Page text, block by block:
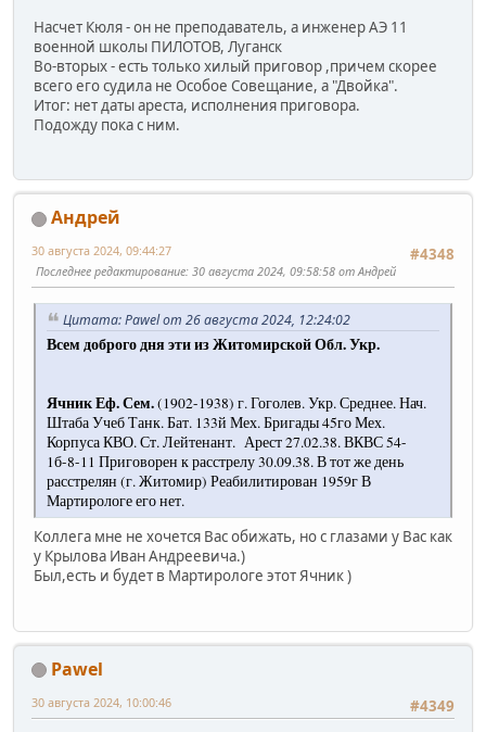
Насчет Кюля - он не преподаватель, а инженер АЭ 11
военной школы ПИЛОТОВ, Луганск
Во-вторых - есть только хилый приговор ,причем скорее
всего его судила не Особое Совещание, а "Двойка".
Итог: нет даты ареста, исполнения приговора.
Подожду пока с ним.
Андрей
#4348
30 августа 2024, 09:44:27
Последнее редактирование: 30 августа 2024, 09:58:58 от Андрей
Цитата: Pawel от 26 августа 2024, 12:24:02
Всем доброго дня эти из Житомирской Обл. Укр.
Ячник Еф. Сем.(1902-1938) г. Гоголев. Укр. Среднее. Нач.
Штаба Учеб Танк. Бат. 133й Мех. Бригады 45го Мех.
Корпуса КВО. Ст. Лейтенант. Арест 27.02.38. ВКВС 54-
1б-8-11 Приговорен к расстрелу 30.09.38. В тот же день
расстрелян (г. Житомир) Реабилитирован 1959г В
Мартирологе его нет.
Коллега мне не хочется Вас обижать, но с глазами у Вас как
у Крылова Иван Андреевича.)
Был,есть и будет в Мартирологе этот Ячник )
Pawel
#4349
30 августа 2024, 10:00:46